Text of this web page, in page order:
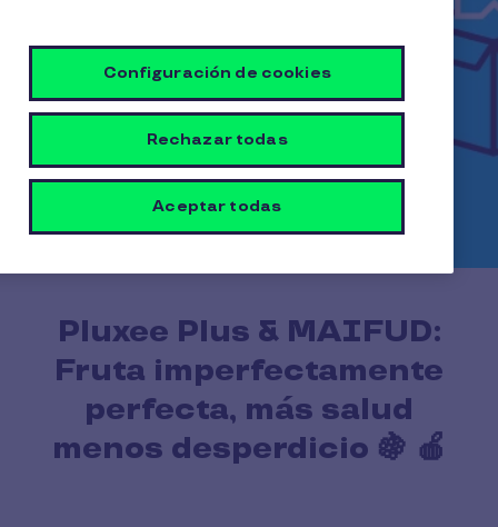
Pluxee Plus & MAIFUD:
Fruta imperfectamente
perfecta, más salud
menos desperdicio 🍇 🍎
Configuración de cookies
Rechazar todas
Aceptar todas